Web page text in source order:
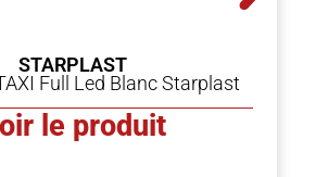
STARPLAST
Full Led Blanc Starplast
le produit